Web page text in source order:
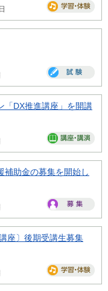
「DX推進講座」を開講
補助金の募集を開始し
座〕後期受講生募集